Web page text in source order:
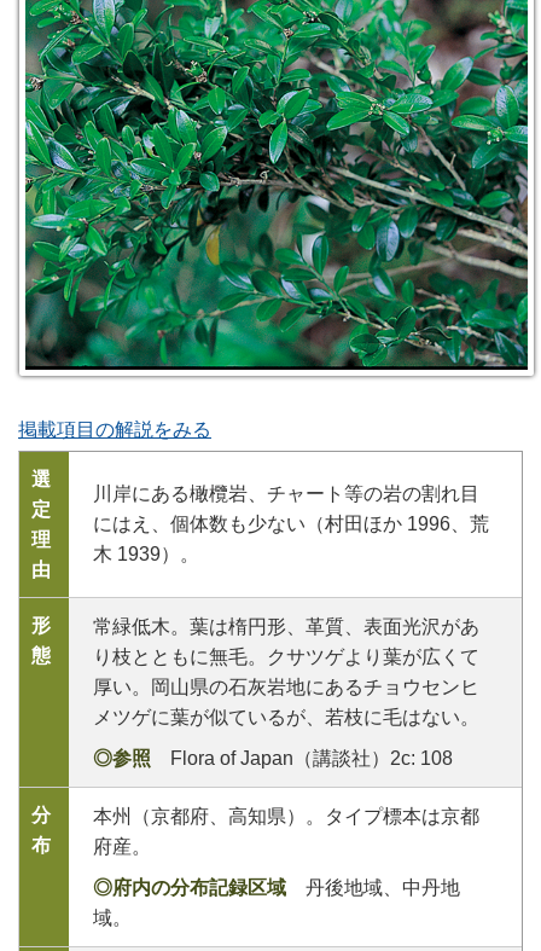
掲載項目の解説をみる
選
定
理
由
川岸にある橄欖岩、チャート等の岩の割れ目
にはえ、個体数も少ない（村田ほか 1996、荒
木 1939）。
形
態
常緑低木。葉は楕円形、革質、表面光沢があ
り枝とともに無毛。クサツゲより葉が広くて
厚い。岡山県の石灰岩地にあるチョウセンヒ
メツゲに葉が似ているが、若枝に毛はない。
◎参照 Flora of Japan（講談社）2c: 108
分
布
本州（京都府、高知県）。タイプ標本は京都
府産。
◎府内の分布記録区域 丹後地域、中丹地
域。